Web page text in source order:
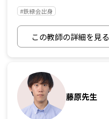
#鉄緑会出身
この教師の詳細を見る
藤原先生